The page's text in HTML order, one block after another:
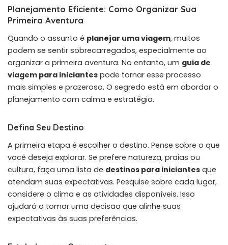
Planejamento Eficiente: Como Organizar Sua
Primeira Aventura
Quando o assunto é planejar uma viagem, muitos
podem se sentir sobrecarregados, especialmente ao
organizar a primeira aventura. No entanto, um guia de
viagem para iniciantes pode tornar esse processo
mais simples e prazeroso. O segredo está em abordar o
planejamento com calma e estratégia.
Defina Seu Destino
A primeira etapa é escolher o destino. Pense sobre o que
você deseja explorar. Se prefere natureza, praias ou
cultura, faça uma lista de destinos para iniciantes que
atendam suas expectativas. Pesquise sobre cada lugar,
considere o clima e as atividades disponíveis. Isso
ajudará a tomar uma decisão que alinhe suas
expectativas às suas preferências.